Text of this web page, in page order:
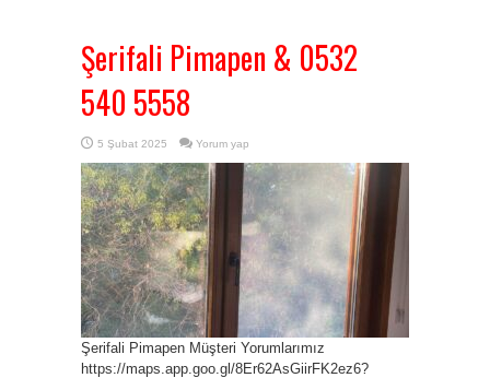
Şerifali Pimapen & 0532
540 5558
5 Şubat 2025 Yorum yap
Şerifali Pimapen Müşteri Yorumlarımız
https://maps.app.goo.gl/8Er62AsGiirFK2ez6?